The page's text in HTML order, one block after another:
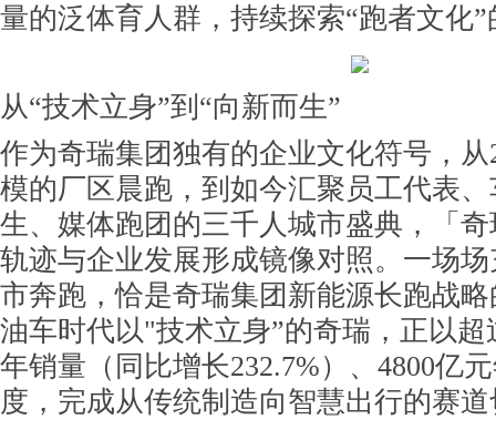
量的泛体育人群，持续探索“跑者文化
从“技术立身”到“向新而生”
作为奇瑞集团独有的企业文化符号，
模的厂区晨跑，到如今汇聚员工代表
生、媒体跑团的三千人城市盛典，「
轨迹与企业发展形成镜像对照。一场
市奔跑，恰是奇瑞集团新能源长跑战
油车时代以"技术立身”的奇瑞，正以超
年销量（同比增长232.7%）、4800亿
度，完成从传统制造向智慧出行的赛